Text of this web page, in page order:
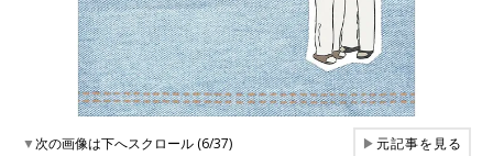
▼次の画像は下へスクロール (6/37) ▶元記事を見る